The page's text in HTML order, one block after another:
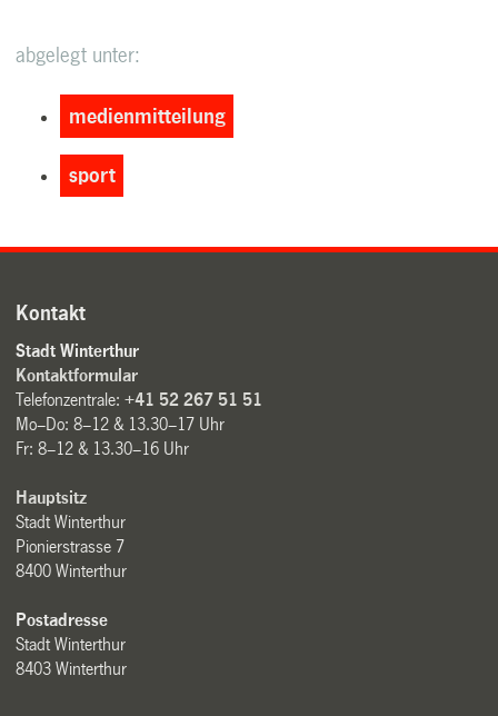
abgelegt unter:
medienmitteilung
sport
Kontakt
Stadt Winterthur
Kontaktformular
Telefonzentrale:+41 52 267 51 51
Mo–Do: 8–12 & 13.30–17 Uhr
Fr: 8–12 & 13.30–16 Uhr
Hauptsitz
Stadt Winterthur
Pionierstrasse 7
8400 Winterthur
Postadresse
Stadt Winterthur
8403 Winterthur